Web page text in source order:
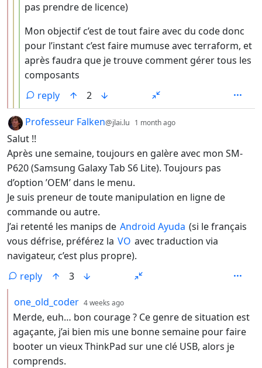
pas prendre de licence)
Mon objectif c’est de tout faire avec du code donc
pour l’instant c’est faire mumuse avec terraform, et
après faudra que je trouve comment gérer tous les
composants
reply
2
by
Professeur Falken@jlai.lu 1 month ago
Salut !!
Après une semaine, toujours en galère avec mon SM-
P620 (Samsung Galaxy Tab S6 Lite). Toujours pas
d’option ’OEM’ dans le menu.
Je suis preneur de toute manipulation en ligne de
commande ou autre.
J’ai retenté les manips de Android Ayuda (si le français
vous défrise, préférez la VO avec traduction via
navigateur, c’est plus propre).
reply
3
by
one_old_coder 4 weeks ago
Merde, euh… bon courage ? Ce genre de situation est
agaçante, j’ai bien mis une bonne semaine pour faire
booter un vieux ThinkPad sur une clé USB, alors je
comprends.